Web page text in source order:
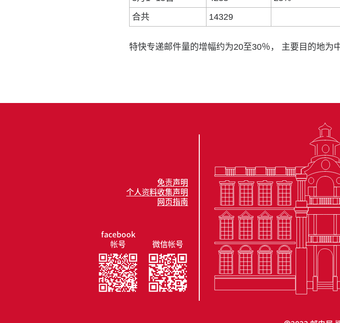
合共
14329
特快专递邮件量的增幅约为20至30％， 主要目的地为
免责声明
个人资料收集声明
网页指南
facebook
帐号
微信帐号